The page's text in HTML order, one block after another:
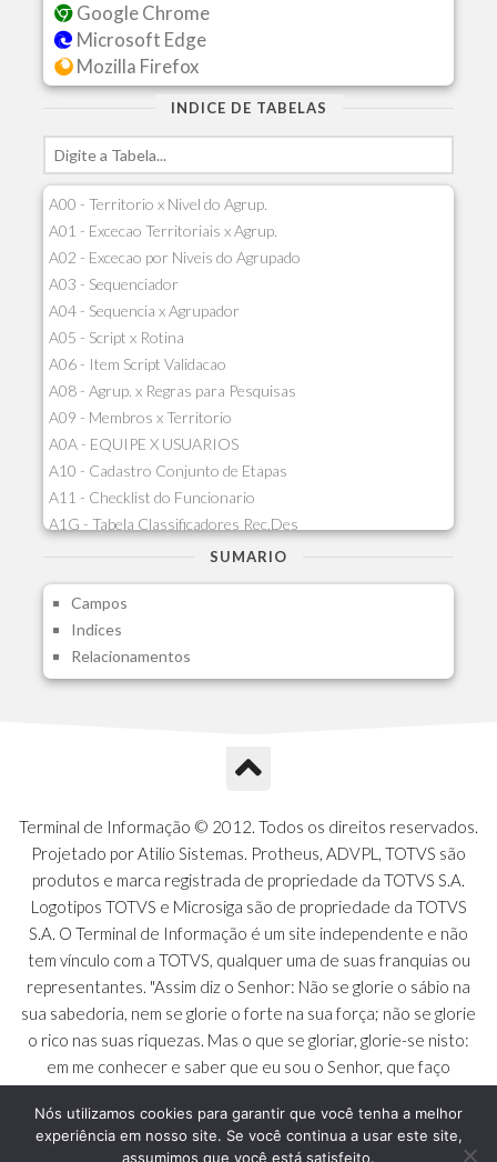
Google Chrome
Microsoft Edge
Mozilla Firefox
INDICE DE TABELAS
A00 - Territorio x Nivel do Agrup.
A01 - Excecao Territoriais x Agrup.
A02 - Excecao por Niveis do Agrupado
A03 - Sequenciador
A04 - Sequencia x Agrupador
A05 - Script x Rotina
A06 - Item Script Validacao
A08 - Agrup. x Regras para Pesquisas
A09 - Membros x Territorio
A0A - EQUIPE X USUARIOS
A10 - Cadastro Conjunto de Etapas
A11 - Checklist do Funcionario
A1G - Tabela Classificadores Rec.Des
A1H - Itens Tabela Classif.Rec.Desp.
A1J - Itens Aglutinadores Visao
A1N - Tipos de Card
A1O - Cards Dashboard
A1P - Tipos de Charts
A1S - Notificacoes do Vendedor
A1U - Intermediadores
A1V - Schemas - Gestao de Vendas
A1W - Campos do Schema
A1X - CFDI Complemento Carta Porte
A1Y - Carta Porte - Localizacoes
A1Z - Carta Porte - Operadores
A20 - Nota Explicativa - PCO
A21 - FONTES FINANC.PPA
A22 - Itens Fontes Financ.PPA
A23 - Inflacao para metas anuais
A24 - PIB Estadual para metas anuais
A25 - Receitas e Despesas Metais Anu
A26 - Deducao da Receita - MCASP
SUMARIO
Campos
Indices
Relacionamentos
Terminal de Informação © 2012. Todos os direitos reservados.
Projetado por Atilio Sistemas. Protheus, ADVPL, TOTVS são
produtos e marca registrada de propriedade da TOTVS S.A.
Logotipos TOTVS e Microsiga são de propriedade da TOTVS
S.A. O Terminal de Informação é um site independente e não
tem vínculo com a TOTVS, qualquer uma de suas franquias ou
representantes. "Assim diz o Senhor: Não se glorie o sábio na
sua sabedoria, nem se glorie o forte na sua força; não se glorie
o rico nas suas riquezas. Mas o que se gloriar, glorie-se nisto:
em me conhecer e saber que eu sou o Senhor, que faço
Nós utilizamos cookies para garantir que você tenha a melhor
experiência em nosso site. Se você continua a usar este site,
assumimos que você está satisfeito.